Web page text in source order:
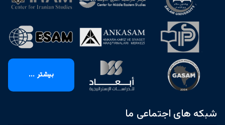
بیشتر ...
شبکه های اجتماعی ما